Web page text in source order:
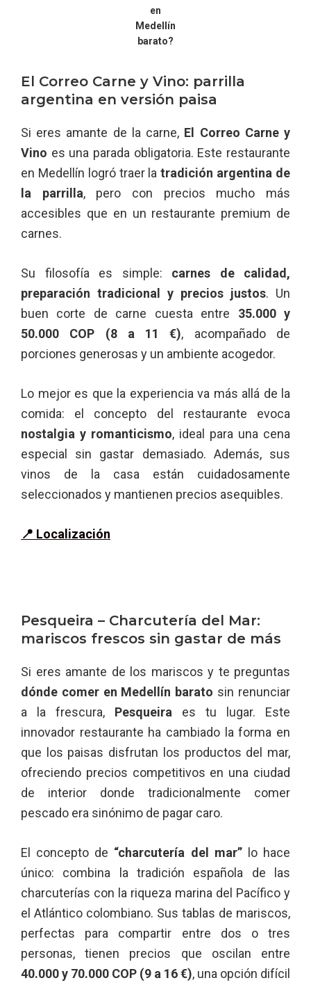
en
Medellín
barato?
El Correo Carne y Vino: parrilla
argentina en versión paisa
Si eres amante de la carne, El Correo Carne y
Vino es una parada obligatoria. Este restaurante
en Medellín logró traer latradición argentina de
la parrilla, pero con precios mucho más
accesibles que en un restaurante premium de
carnes.
Su filosofía es simple: carnes de calidad,
preparación tradicional y precios justos. Un
buen corte de carne cuesta entre 35.000 y
50.000 COP (8 a 11 €), acompañado de
porciones generosas y un ambiente acogedor.
Lo mejor es que la experiencia va más allá de la
comida: el concepto del restaurante evoca
nostalgia y romanticismo, ideal para una cena
especial sin gastar demasiado. Además, sus
vinos de la casa están cuidadosamente
seleccionados y mantienen precios asequibles.
📍 Localización
Pesqueira – Charcutería del Mar:
mariscos frescos sin gastar de más
Si eres amante de los mariscos y te preguntas
dónde comer en Medellín barato sin renunciar
a la frescura, Pesqueira es tu lugar. Este
innovador restaurante ha cambiado la forma en
que los paisas disfrutan los productos del mar,
ofreciendo precios competitivos en una ciudad
de interior donde tradicionalmente comer
pescado era sinónimo de pagar caro.
El concepto de “charcutería del mar”lo hace
único: combina la tradición española de las
charcuterías con la riqueza marina del Pacífico y
el Atlántico colombiano. Sus tablas de mariscos,
perfectas para compartir entre dos o tres
personas, tienen precios que oscilan entre
40.000 y 70.000 COP (9 a 16 €), una opción difícil